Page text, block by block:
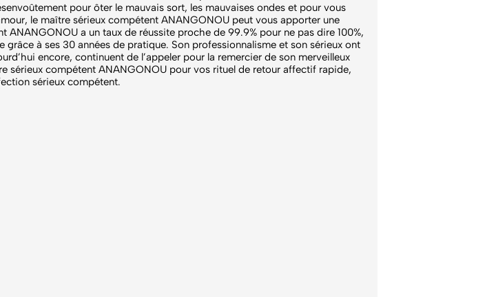
pour ôter le mauvais sort, les mauvaises ondes et pour vous
le maître sérieux compétent ANANGONOU peut vous apporter une
a un taux de réussite proche de 99.9% pour ne pas dire 100%,
à ses 30 années de pratique. Son professionnalisme et son sérieux ont
encore, continuent de l’appeler pour la remercier de son merveilleux
sérieux compétent ANANGONOU pour vos rituel de retour affectif rapide,
sérieux compétent.